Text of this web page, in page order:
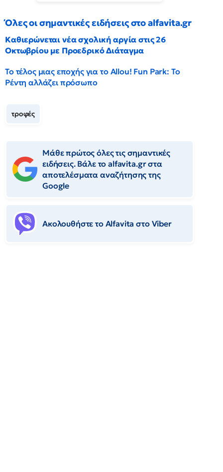
Όλες οι σημαντικές ειδήσεις στο alfavita.gr
Καθιερώνεται νέα σχολική αργία στις 26
Οκτωβρίου με Προεδρικό Διάταγμα
Το τέλος μιας εποχής για το Allou! Fun Park: Το
Ρέντη αλλάζει πρόσωπο
τροφές
Μάθε πρώτος όλες τις σημαντικές
ειδήσεις. Βάλε το alfavita.gr στα
αποτελέσματα αναζήτησης της
Google
Ακολουθήστε το Αlfavita στο Viber